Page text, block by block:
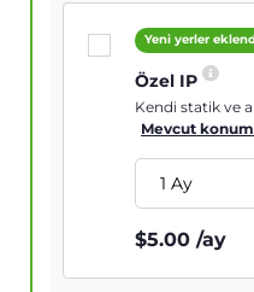
Yeni yerler
Özel IP
Kendi statik ve
Mevcut
1 Ay
$5.00 /ay